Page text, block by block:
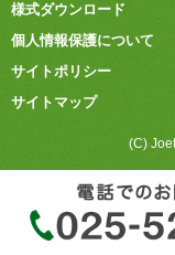
様式ダウンロード
個人情報保護について
サイトポリシー
サイトマップ
(C)